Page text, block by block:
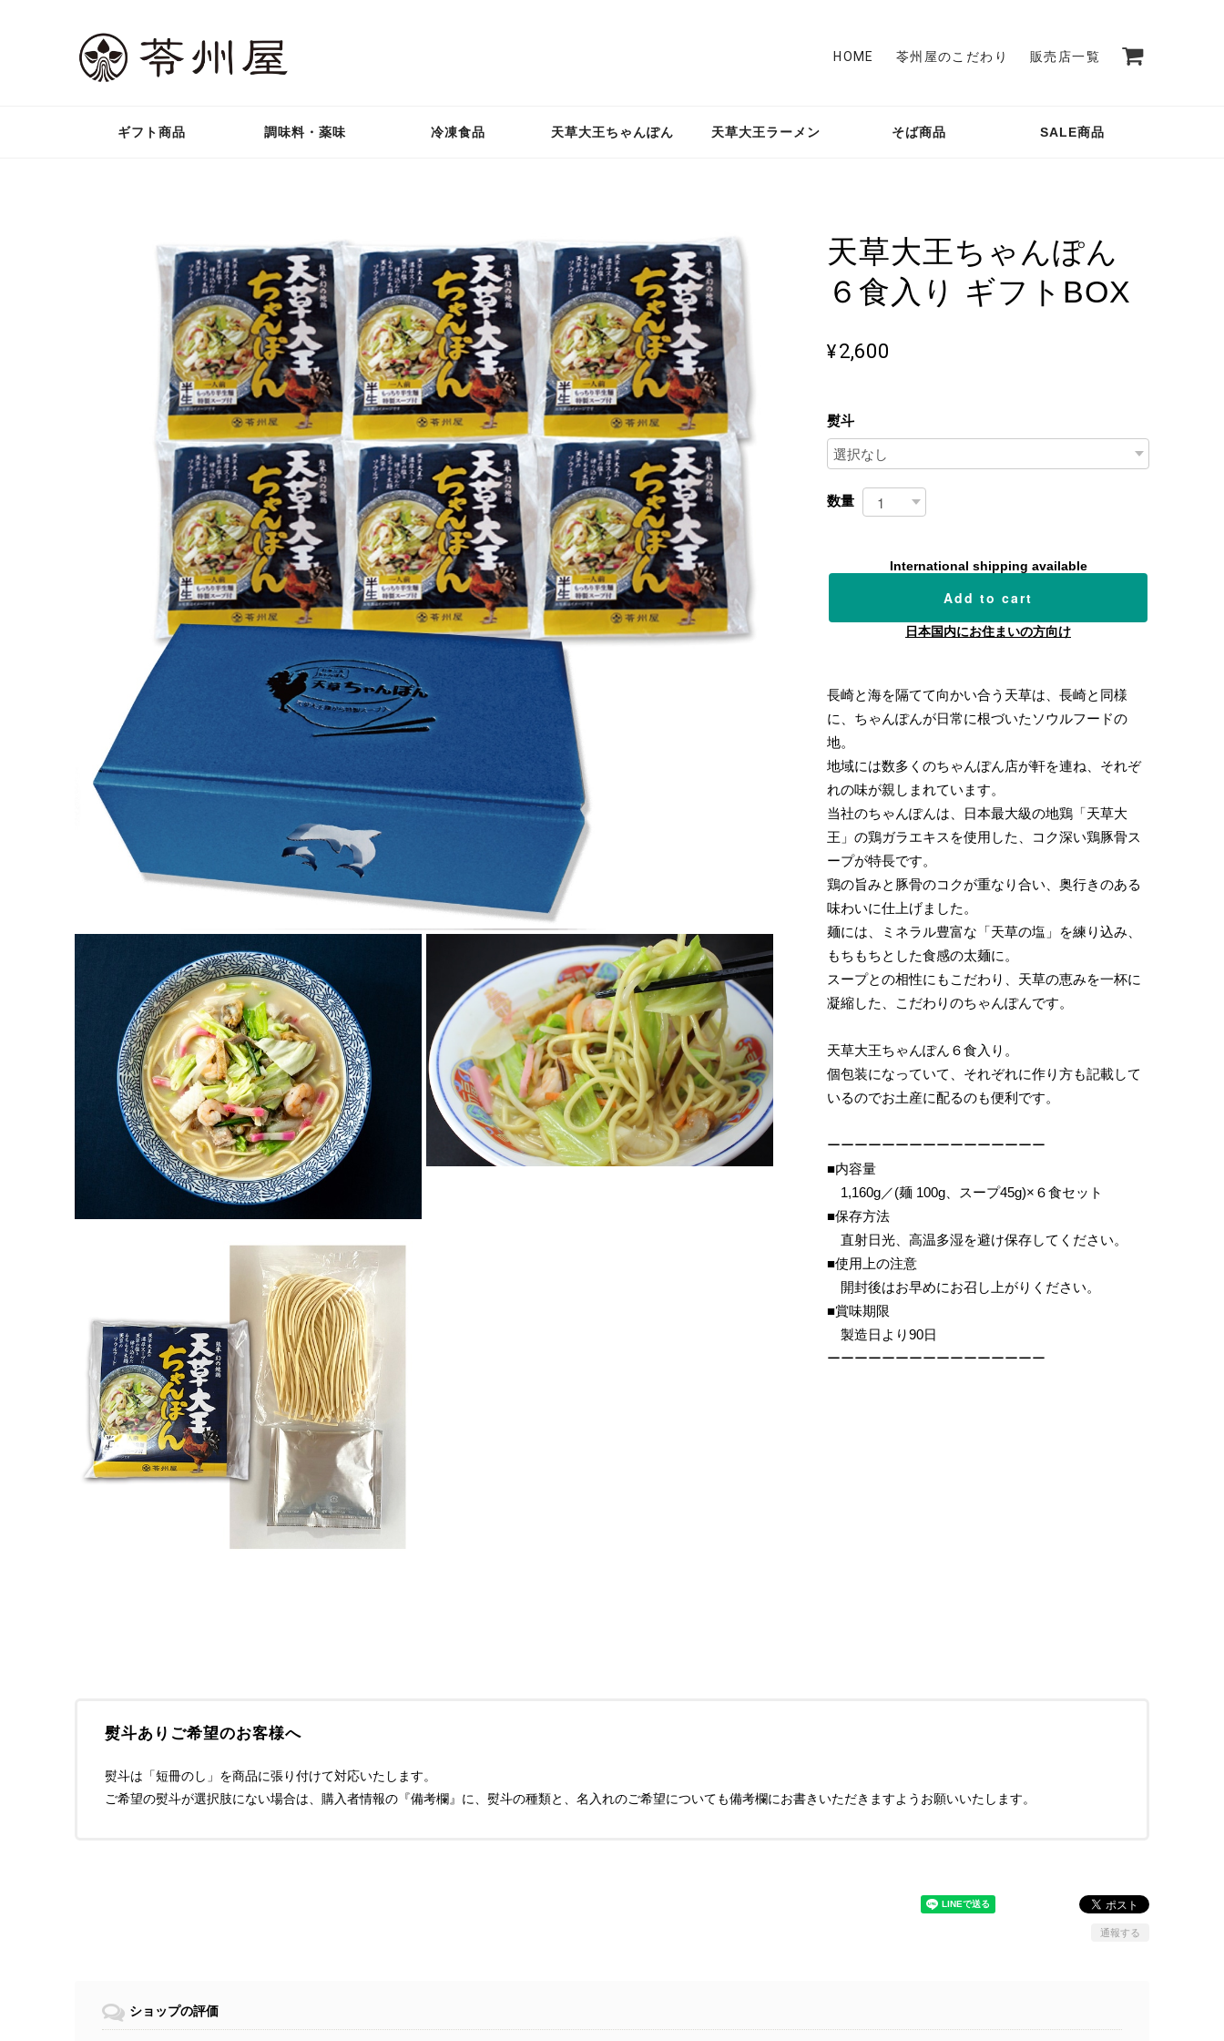
HOME 苓州屋のこだわり 販売店一覧
ギフト商品 調味料・薬味 冷凍食品 天草大王ちゃんぽん 天草大王ラーメン そば商品 SALE商品
天草大王ちゃんぽん
６食入り ギフトBOX
¥2,600
熨斗
数量
International shipping available
Add to cart
日本国内にお住まいの方向け
長崎と海を隔てて向かい合う天草は、長崎と同様
に、ちゃんぽんが日常に根づいたソウルフードの
地。
地域には数多くのちゃんぽん店が軒を連ね、それぞ
れの味が親しまれています。
当社のちゃんぽんは、日本最大級の地鶏「天草大
王」の鶏ガラエキスを使用した、コク深い鶏豚骨ス
ープが特長です。
鶏の旨みと豚骨のコクが重なり合い、奥行きのある
味わいに仕上げました。
麺には、ミネラル豊富な「天草の塩」を練り込み、
もちもちとした食感の太麺に。
スープとの相性にもこだわり、天草の恵みを一杯に
凝縮した、こだわりのちゃんぽんです。
天草大王ちゃんぽん６食入り。
個包装になっていて、それぞれに作り方も記載して
いるのでお土産に配るのも便利です。
ーーーーーーーーーーーーーーーー
■内容量
1,160g／(麺 100g、スープ45g)×６食セット
■保存方法
直射日光、高温多湿を避け保存してください。
■使用上の注意
開封後はお早めにお召し上がりください。
■賞味期限
製造日より90日
ーーーーーーーーーーーーーーーー
熨斗ありご希望のお客様へ
熨斗は「短冊のし」を商品に張り付けて対応いたします。
ご希望の熨斗が選択肢にない場合は、購入者情報の『備考欄』に、熨斗の種類と、名入れのご希望についても備考欄にお書きいただきますようお願いいたします。
通報する
ショップの評価